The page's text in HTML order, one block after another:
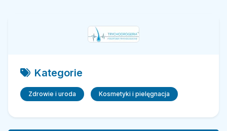
Kategorie
Zdrowie i uroda Kosmetyki i pielęgnacja